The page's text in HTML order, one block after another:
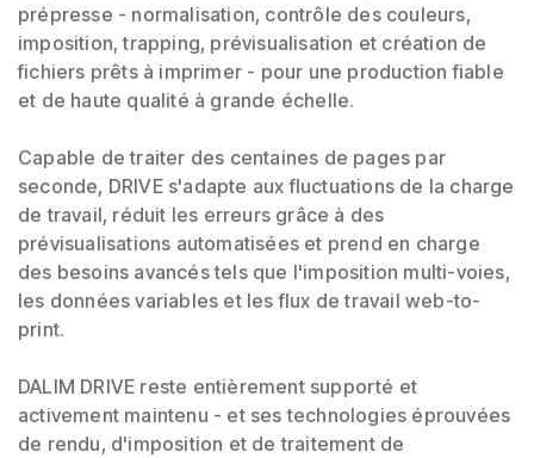
prépresse - normalisation, contrôle des couleurs,
imposition, trapping, prévisualisation et création de
fichiers prêts à imprimer - pour une production fiable
et de haute qualité à grande échelle.
Capable de traiter des centaines de pages par
seconde, DRIVE s'adapte aux fluctuations de la charge
de travail, réduit les erreurs grâce à des
prévisualisations automatisées et prend en charge
des besoins avancés tels que l'imposition multi-voies,
les données variables et les flux de travail web-to-
print.
DALIM DRIVE reste entièrement supporté et
activement maintenu - et ses technologies éprouvées
de rendu, d'imposition et de traitement de